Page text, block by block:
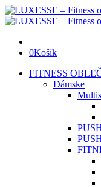
0Košík
FITNESS
Dámske